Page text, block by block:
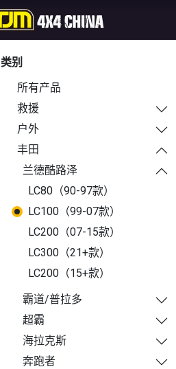
类别
所有产品
救援
户外
丰田
兰德酷路泽
LC80（90-97款）
LC100（99-07款）
LC200（07-15款）
LC300（21+款）
LC200（15+款）
霸道/普拉多
超霸
海拉克斯
奔跑者